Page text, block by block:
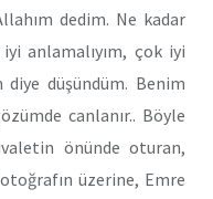
dedim. Ne kadar
anlamalıyım, çok iyi
diye düşündüm. Benim
canlanır.. Böyle
önünde oturan,
üzerine, Emre